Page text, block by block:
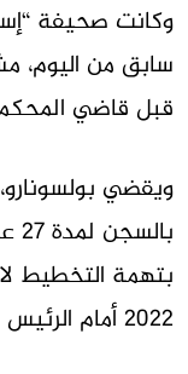
وكانت صحيفة
سابق من اليوم،
قبل قاضي
بتهمة التخطيط
2022 أمام الرئيس لويس إيناسيو لولا دا سيلفا.